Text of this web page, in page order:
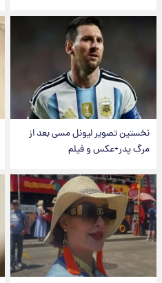
نخستین تصویر لیونل مسی بعد از
مرگ پدر+عکس و فیلم